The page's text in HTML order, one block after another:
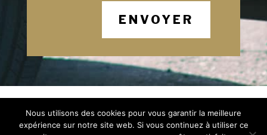
ENVOYER
Politique de Confidentialité
Plan du Site
Création Site Internet Saint-Etienne |
Nous utilisons des cookies pour vous garantir la meilleure
expérience sur notre site web. Si vous continuez à utiliser ce